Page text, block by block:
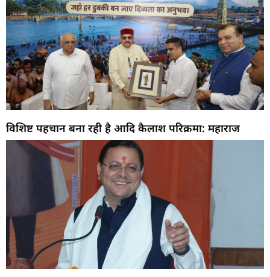
विशिष्ट पहचान बना रही है आदि कैलाश परिक्रमा: महाराज